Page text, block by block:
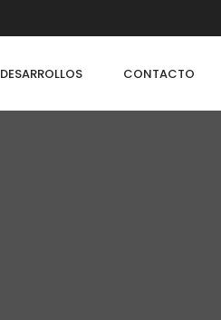
DESARROLLOS CONTACTO